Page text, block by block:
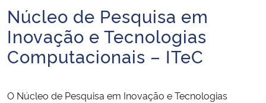
Ministério da Infraestrutura
Ministério da Agricultura, Pecuária e Abastecimento
Início do conteúdo
Núcleo de Pesquisa em
Inovação e Tecnologias
Computacionais – ITeC
O Núcleo de Pesquisa em Inovação e Tecnologias